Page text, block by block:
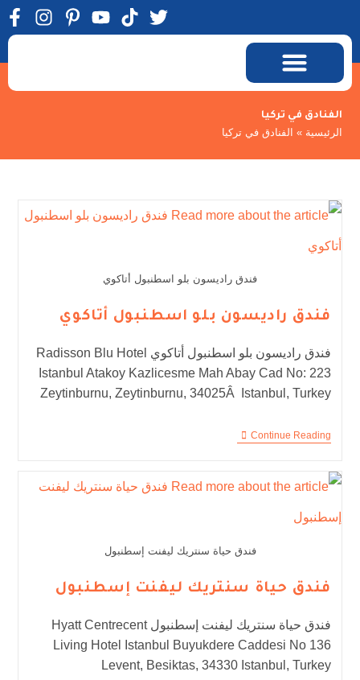
الفنادق في تركيا
الرئيسية » الفنادق في تركيا
فندق راديسون بلو اسطنبول أتاكوي
فندق راديسون بلو اسطنبول أتاكوي
فندق راديسون بلو اسطنبول أتاكوي Radisson Blu Hotel
Istanbul Atakoy Kazlicesme Mah Abay Cad No: 223
Zeytinburnu, Zeytinburnu, 34025Â Istanbul, Turkey
Continue Reading
فندق حياة سنتريك ليفنت إسطنبول
فندق حياة سنتريك ليفنت إسطنبول
فندق حياة سنتريك ليفنت إسطنبول Hyatt Centrecent
Living Hotel Istanbul Buyukdere Caddesi No 136
Levent, Besiktas, 34330 Istanbul, Turkey